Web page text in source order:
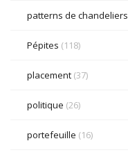
patterns de chandeliers
Pépites (118)
placement (37)
politique (26)
portefeuille (16)